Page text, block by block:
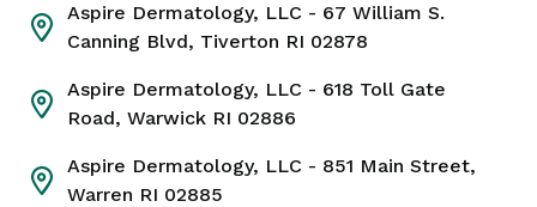
Agape of Fall River Dermatología
Teléfono
774-488-5888
Dirección
Calle Davol, 775
Aspire Dermatology, LLC - 67 William S.
Canning Blvd, Tiverton RI 02878
Aspire Dermatology, LLC - 618 Toll Gate
Road, Warwick RI 02886
Aspire Dermatology, LLC - 851 Main Street,
Warren RI 02885